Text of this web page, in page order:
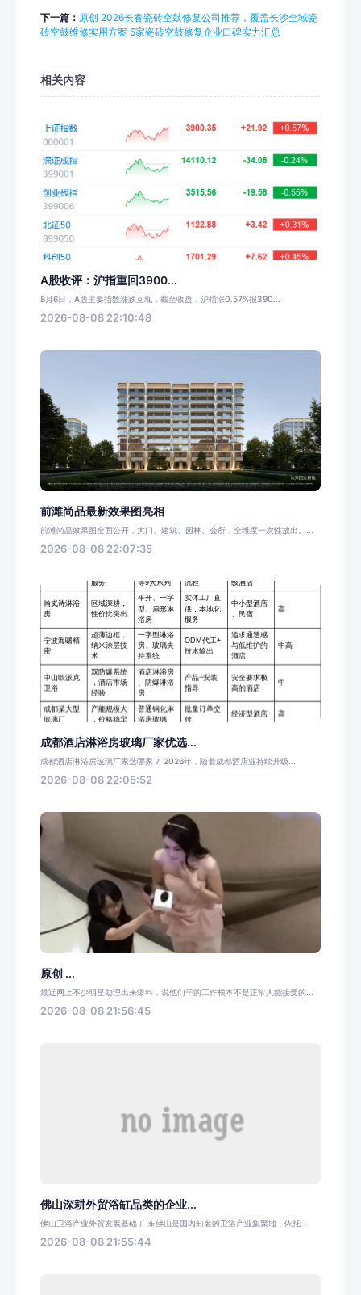
下一篇： 原创 2026长春瓷砖空鼓修复公司推荐，覆盖长沙全域瓷
砖空鼓维修实用方案 5家瓷砖空鼓修复企业口碑实力汇总
相关内容
A股收评：沪指重回3900...
8月6日，A股主要指数涨跌互现，截至收盘，沪指涨0.57%报390...
2026-08-08 22:10:48
前滩尚品最新效果图亮相
前滩尚品效果图全面公开，大门、建筑、园林、会所，全维度一次性放出。...
2026-08-08 22:07:35
成都酒店淋浴房玻璃厂家优选...
成都酒店淋浴房玻璃厂家选哪家？ 2026年，随着成都酒店业持续升级...
2026-08-08 22:05:52
原创 ...
最近网上不少明星助理出来爆料，说他们干的工作根本不是正常人能接受的...
2026-08-08 21:56:45
佛山深耕外贸浴缸品类的企业...
佛山卫浴产业外贸发展基础 广东佛山是国内知名的卫浴产业集聚地，依托...
2026-08-08 21:55:44